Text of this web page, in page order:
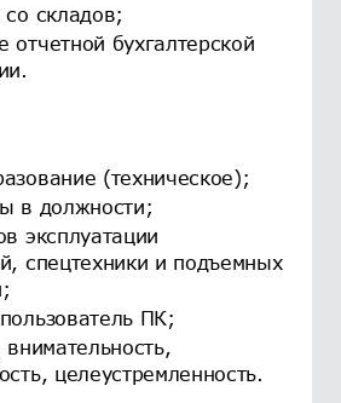
складов;
бухгалтерской
(техническое);
в должности;
эксплуатации
спецтехники и подъемных
ПК;
внимательность,
целеустремленность.